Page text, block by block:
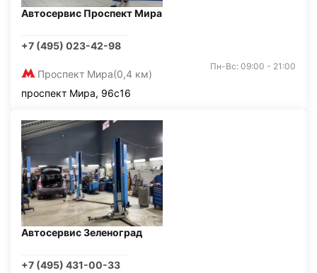
Автосервис Проспект Мира
+7 (495) 023-42-98
Проспект Мира(0,4 км)
Пн-Вс: 09:00 - 21:00
проспект Мира, 96с16
Автосервис Зеленоград
+7 (495) 431-00-33